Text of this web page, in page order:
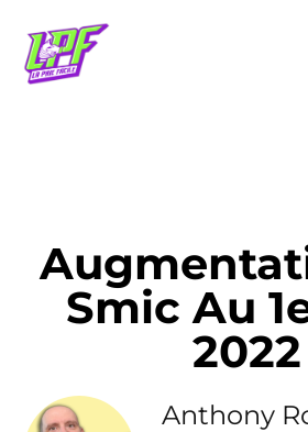
Smic Au
2022
Anthony